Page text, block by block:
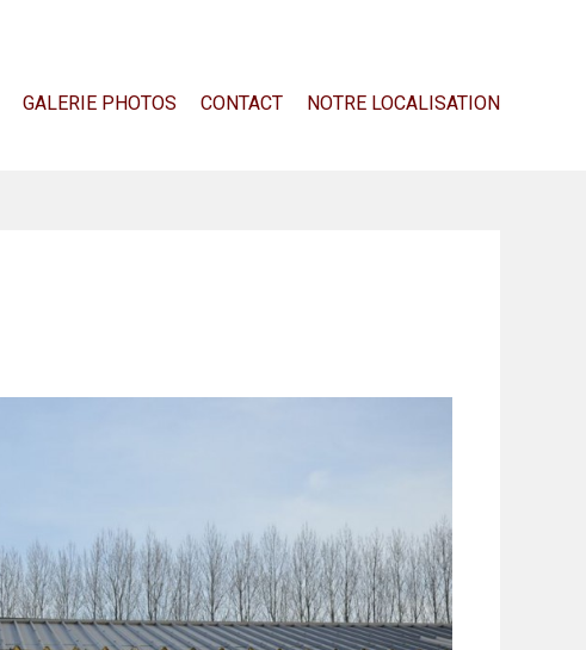
GALERIE PHOTOS CONTACT NOTRE LOCALISATION